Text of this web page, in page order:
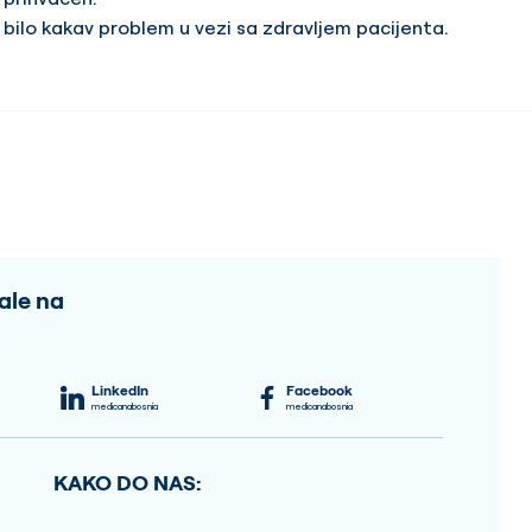
kakav problem u vezi sa zdravljem pacijenta.
na
LinkedIn
medicanabosnia
Facebook
medicanabosnia
KAKO DO NAS: